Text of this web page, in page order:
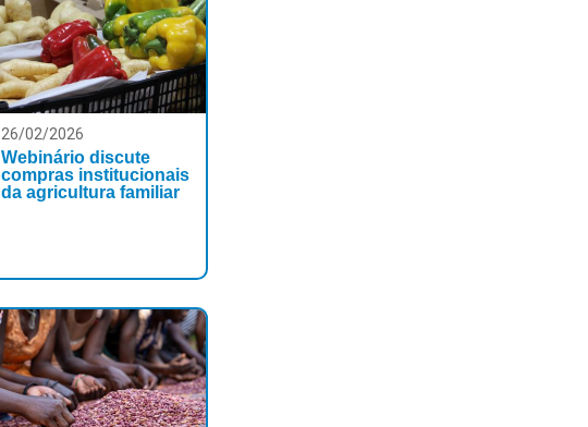
26/02/2026
Webinário discute
compras institucionais
da agricultura familiar